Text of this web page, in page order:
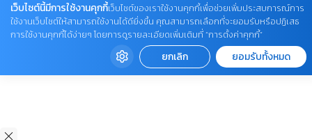
เว็บไซต์นี้มีการใช้งานคุกกี้เว็บไซต์ของเราใช้งานคุกกี้เพื่อช่วยเพิ่มประสบการณ์การ
ใช้งานเว็บไซต์ให้สามารถใช้งานได้ดียิ่งขึ้น คุณสามารถเลือกที่จะยอมรับหรือปฏิเสธ
การใช้งานคุกกี้ได้ง่ายๆ โดยการดูรายละเอียดเพิ่มเติมที่ “การตั้งค่าคุกกี้”
ยกเลิก ยอมรับทั้งหมด